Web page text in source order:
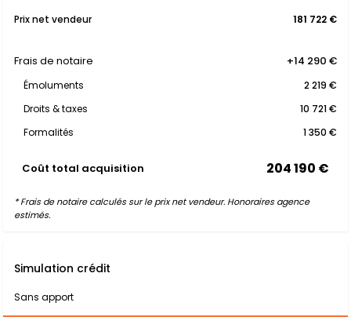
Prix net vendeur
181 722 €
Frais de notaire +14 290 €
Émoluments
2 219 €
Droits & taxes
10 721 €
Formalités
1 350 €
Coût total acquisition 204 190 €
* Frais de notaire calculés sur le prix net vendeur. Honoraires agence
estimés.
Simulation crédit
Sans apport